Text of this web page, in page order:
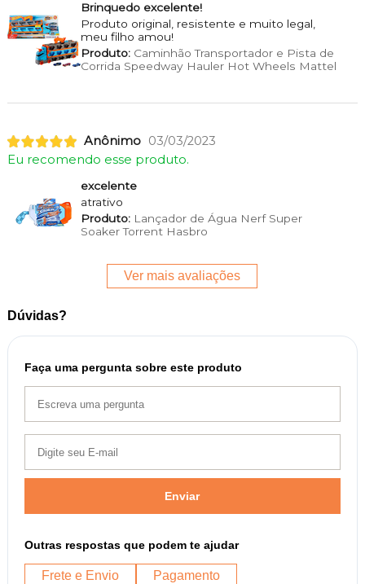
Brinquedo excelente!
Produto original, resistente e muito legal,
meu filho amou!
Produto:Caminhão Transportador e Pista de
Corrida Speedway Hauler Hot Wheels Mattel
Anônimo 03/03/2023
Eu recomendo esse produto.
excelente
atrativo
Produto:Lançador de Água Nerf Super
Soaker Torrent Hasbro
Ver mais avaliações
Dúvidas?
Faça uma pergunta sobre este produto
Enviar
Outras respostas que podem te ajudar
Frete e Envio
Pagamento